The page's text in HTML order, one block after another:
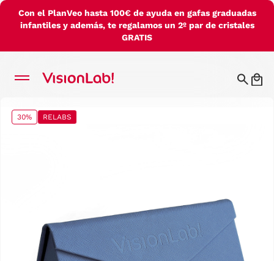
Con el PlanVeo hasta 100€ de ayuda en gafas graduadas
infantiles y además, te regalamos un 2º par de cristales
GRATIS
30% RELABS